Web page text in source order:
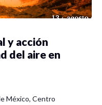
y acción
del aire en
México, Centro